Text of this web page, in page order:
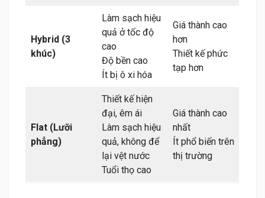
Hybrid (3
khúc)
Làm sạch hiệu
quả ở tốc độ
cao
Độ bền cao
Ít bị ô xi hóa
Giá thành cao
hơn
Thiết kế phức
tạp hơn
Flat (Lưỡi
phẳng)
Thiết kế hiện
đại, êm ái
Làm sạch hiệu
quả, không để
lại vệt nước
Tuổi thọ cao
Giá thành cao
nhất
Ít phổ biến trên
thị trường